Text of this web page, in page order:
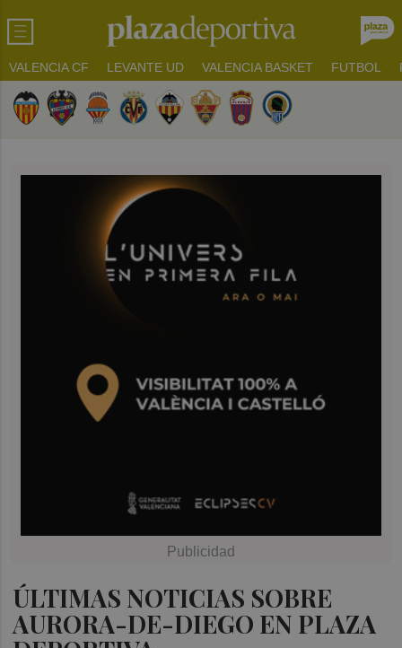
VALENCIA CF LEVANTE UD VALENCIA BASKET FUTBOL
ÚLTIMAS NOTICIAS SOBRE
AURORA-DE-DIEGO EN PLAZA